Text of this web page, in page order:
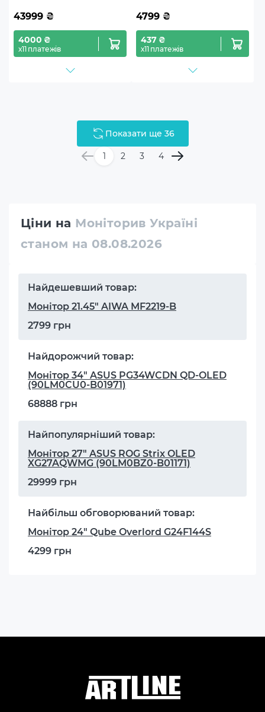
43999 ₴
4000 ₴
х11 платежів
4799 ₴
437 ₴
х11 платежів
Показати ще 36
1 2 3 4
Ціни на Моніторив Україні
станом на 08.08.2026
Найдешевший товар:
Монітор 21.45" AIWA MF2219-B
2799 грн
Найдорожчий товар:
Монітор 34" ASUS PG34WCDN QD-OLED
(90LM0CU0-B01971)
68888 грн
Найпопулярніший товар:
Монітор 27" ASUS ROG Strix OLED
XG27AQWMG (90LM0BZ0-B01171)
29999 грн
Найбільш обговорюваний товар:
Монітор 24" Qube Overlord G24F144S
4299 грн